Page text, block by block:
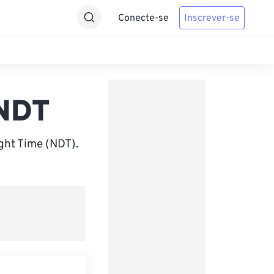
Conecte-se Inscrever-se
Time (NDT).